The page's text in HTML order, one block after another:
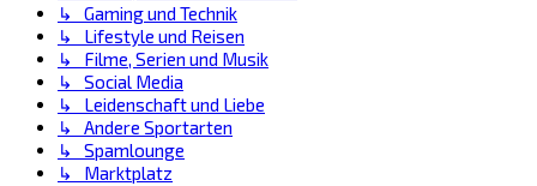
↳ Gaming und Technik
↳ Lifestyle und Reisen
↳ Filme, Serien und Musik
↳ Social Media
↳ Leidenschaft und Liebe
↳ Andere Sportarten
↳ Spamlounge
↳ Marktplatz